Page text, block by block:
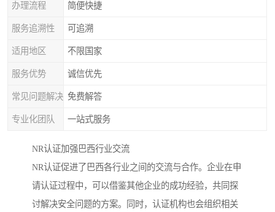
办理流程 简便快捷
服务追溯性 可追溯
适用地区 不限国家
服务优势 诚信优先
常见问题解决 免费解答
专业化团队 一站式服务
NR认证加强巴西行业交流
NR认证促进了巴西各行业之间的交流与合作。企业在申
请认证过程中，可以借鉴其他企业的成功经验，共同探
讨解决安全问题的方案。同时，认证机构也会组织相关